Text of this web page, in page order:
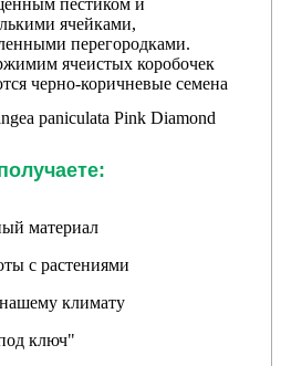
ячейками,
перегородками.
ячеистых коробочек
черно-коричневые семена
paniculata Pink Diamond
материал
с растениями
климату
ключ"